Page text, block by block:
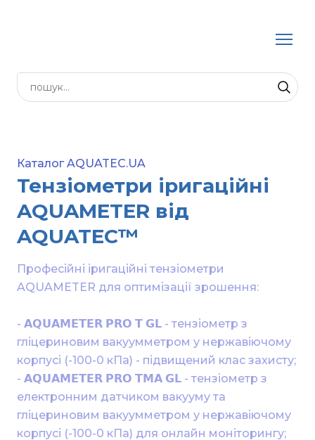
Каталог AQUATEC.UA
Тензіометри іригаційні
AQUAMETER від
AQUATEC™
Професійні іригаційні тензіометри
AQUAMETER для оптимізації зрошення:
- 𝗔𝗤𝗨𝗔𝗠𝗘𝗧𝗘𝗥 𝗣𝗥𝗢 𝗧 𝗚𝗟 - тензіометр з
гліцериновим вакуумметром у нержавіючому
корпусі (-100-0 кПа) - підвищений клас захисту;
- 𝗔𝗤𝗨𝗔𝗠𝗘𝗧𝗘𝗥 𝗣𝗥𝗢 𝗧𝗠𝗔 𝗚𝗟 - тензіометр з
електронним датчиком вакууму та
гліцериновим вакуумметром у нержавіючому
корпусі (-100-0 кПа) для онлайн моніторингу;